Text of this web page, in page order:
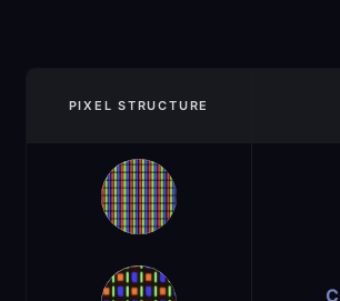
PIXEL STRUCTURE